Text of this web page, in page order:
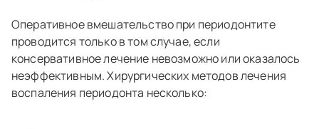
Оперативное вмешательство при периодонтите
проводится только в том случае, если
консервативное лечение невозможно или оказалось
неэффективным. Хирургических методов лечения
воспаления периодонта несколько: